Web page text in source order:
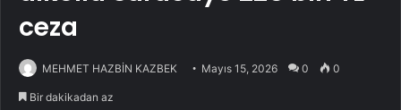
ceza
MEHMET HAZBİN KAZBEK Mayıs 15, 2026 0 0
Bir dakikadan az